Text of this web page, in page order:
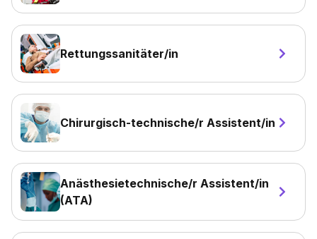
Rettungssanitäter/in
Chirurgisch-technische/r Assistent/in
Anästhesietechnische/r Assistent/in
(ATA)